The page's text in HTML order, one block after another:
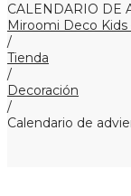
CALENDARIO DE
Miroomi Deco
/
Tienda
/
Decoración
/
Calendario de